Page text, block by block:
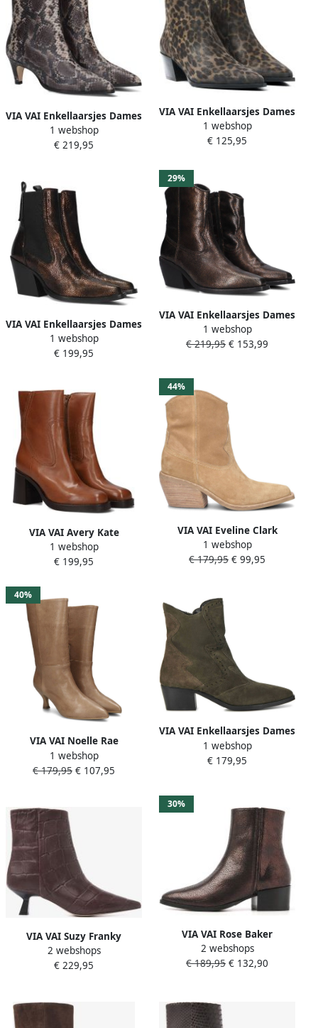
VIA VAI Enkellaarsjes Dames
Lina Jackson Maat: 41
Materiaal: Leer Kleur: Bruin
1 webshop
€ 219,95
VIA VAI Enkellaarsjes Dames
Kate Malina Maat: 37
Materiaal: Suède Kleur:
1 webshop
€ 125,95
VIA VAI Enkellaarsjes Dames
Gioia Flynn Maat: 37
Materiaal: Leer Kleur: Brons
1 webshop
€ 199,95
29%
VIA VAI Enkellaarsjes Dames
59116 Eveline Met Maat: 38
Materiaal: Leer Kleur: Brons
1 webshop
€ 219,95 € 153,99
VIA VAI Avery Kate
Enkellaarsjes dames Donker
cognac
1 webshop
€ 199,95
44%
VIA VAI Eveline Clark
Enkellaarsjes dames Licht
cognac
1 webshop
€ 179,95 € 99,95
40%
VIA VAI Noelle Rae
Enkellaarsjes dames Warm
beige
1 webshop
€ 179,95 € 107,95
VIA VAI Enkellaarsjes Dames
Shelly Coop Maat: 38
Materiaal: Suède Kleur:
1 webshop
€ 179,95
VIA VAI Suzy Franky
Enkellaarsjes Dames Leer
Bruin
2 webshops
€ 229,95
30%
VIA VAI Rose Baker
Enkellaarsjes dames
2 webshops
€ 189,95 € 132,90